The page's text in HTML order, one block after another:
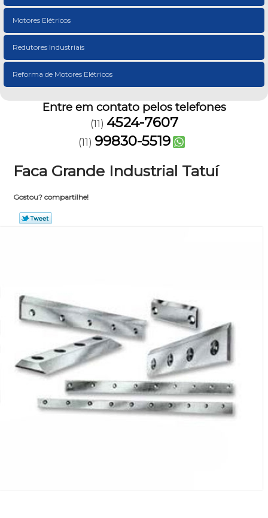
Motores Elétricos
Redutores Industriais
Reforma de Motores Elétricos
Entre em contato pelos telefones
(11) 4524-7607
(11) 99830-5519
Faca Grande Industrial Tatuí
Gostou? compartilhe!